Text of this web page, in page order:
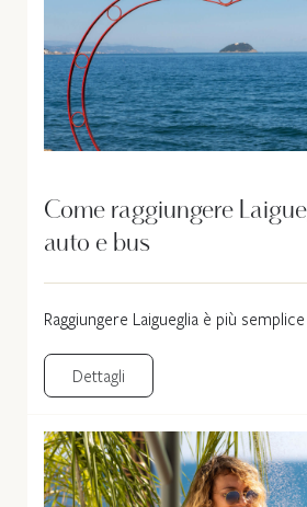
Come raggiungere
auto e bus
Raggiungere Laigueglia è più
Dettagli